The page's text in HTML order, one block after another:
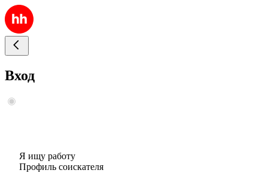
Вход
Я ищу работу
Профиль соискателя